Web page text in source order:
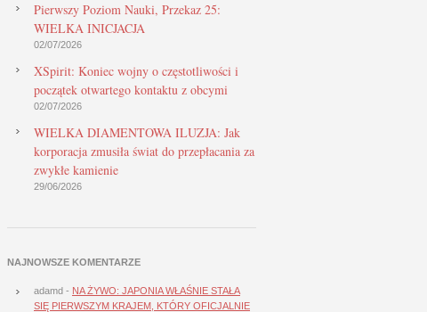
Pierwszy Poziom Nauki, Przekaz 25:
WIELKA INICJACJA
02/07/2026
XSpirit: Koniec wojny o częstotliwości i
początek otwartego kontaktu z obcymi
02/07/2026
WIELKA DIAMENTOWA ILUZJA: Jak
korporacja zmusiła świat do przepłacania za
zwykłe kamienie
29/06/2026
NAJNOWSZE KOMENTARZE
adamd - NA ŻYWO: JAPONIA WŁAŚNIE STAŁA
SIĘ PIERWSZYM KRAJEM, KTÓRY OFICJALNIE